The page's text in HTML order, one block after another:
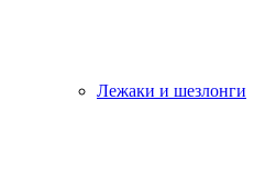
Лежаки и шезлонги